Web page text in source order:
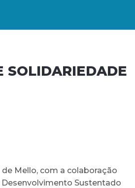
SOLIDARIEDADE
Mello, com a colaboração
Sustentado